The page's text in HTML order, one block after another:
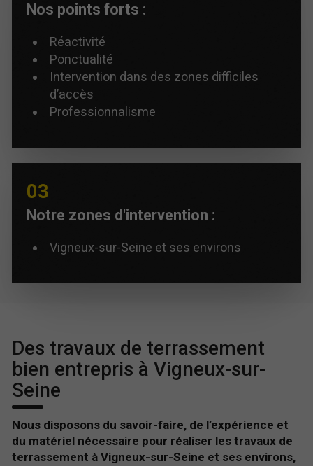
Nos points forts :
Réactivité
Ponctualité
Intervention dans des zones difficiles
d’accès
Professionnalisme
Notre zones d'intervention :
Vigneux-sur-Seine et ses environs
Des travaux de terrassement
bien entrepris à Vigneux-sur-
Seine
Nous disposons du savoir-faire, de l’expérience et
du matériel nécessaire pour réaliser les travaux de
terrassement à Vigneux-sur-Seine et ses environs,